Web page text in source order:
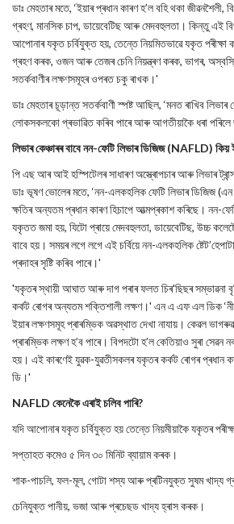
ডাঃ মেহতাৰ মতে, ‘ইয়াৰ প্ৰধান কাৰণ হ’ল বহি থকা জীৱনশৈলী,
গ্ৰহণ, মানসিক চাপ, ডায়েবেটিছ আৰু মেদবহুলতা। কিন্তু এই
আপোনাৰ যকৃত চৰ্বিযুক্ত হয়, তেন্তে নিয়মিতভাৱে যকৃত
গ্ৰহণ কৰক, ওজন আৰু তেজৰ চেনি নিয়ন্ত্ৰণ কৰক, ভাগৰ,
সতৰ্কবাণীৰ লক্ষণসমূহৰ ওপৰত চকু ৰাখক।'
ডাঃ মেহতাৰ চূড়ান্ত সতৰ্কবাণী স্পষ্ট আছিল, ‘মনত ৰাখিব লিভাৰ
লোকসকলকো প্ৰভাৱিত কৰিব পাৰে আৰু আগতীয়াকৈ ধৰা পৰিলে
লিভাৰ কেঞ্চাৰৰ বাবে নন-ফেটি লিভাৰ ডিজিজ (NAFLD) কিয়
পি এছ আৰ আই হস্পিটেলৰ সাধাৰণ অস্ত্ৰোপচাৰ আৰু লিভাৰ
ডাঃ ভূষণ ভোলেৰ মতে, ‘নন-এলকহলিক ফেটি লিভাৰ ডিজিজ
ক্ষতিৰ অন্যতম প্ৰধান কাৰণ হিচাপে আত্মপ্ৰকাশ কৰিছে। নন-
যকৃতত জমা হয়, যিটো প্ৰায়ে মেদবহুলতা, ডায়েবেটিছ, উচ্চ
বাবে হয়। সময়ৰ লগে লগে এই চৰ্বিয়ে নন-এলকহলিক
প্ৰদাহৰ সৃষ্টি কৰিব পাৰে।'
'যকৃতৰ স্থায়ী আঘাত আৰু দাগ পৰাৰ ফলত চিৰ'ছিছৰ সম্ভাৱনা
কৰ্কট ৰোগৰ অন্যতম শক্তিশালী লক্ষণ।' এন এ এফ এল ডিক
ইয়াৰ লক্ষণসমূহ প্ৰাৰম্ভিক অৱস্থাত দেখা নাযায়। কেৱল
প্ৰাৰম্ভিক লক্ষণ হ’ব পাৰে। বিপদটো হ’ল কেতিয়াও সুৰা
হয়। এই কাৰণেই যুৱক-যুৱতীসকলৰ যকৃতৰ কৰ্কট ৰোগৰ প্ৰধান
ডি।'
NAFLD কেনেকৈ এৰাই চলিব পাৰি?
যদি আপোনাৰ যকৃত চৰ্বিযুক্ত হয় তেন্তে নিয়মীয়াকৈ যকৃতৰ
সপ্তাহত কমেও ৫ দিন ৩০ মিনিট ব্যায়াম কৰক।
শাক-পাচলি, ফল-মূল, গোটা শস্য আৰু প্ৰটিনযুক্ত সুষম খাদ্য
চেনিযুক্ত পানীয়, ভজা আৰু প্ৰচেছড খাদ্য হ্ৰাস কৰক।